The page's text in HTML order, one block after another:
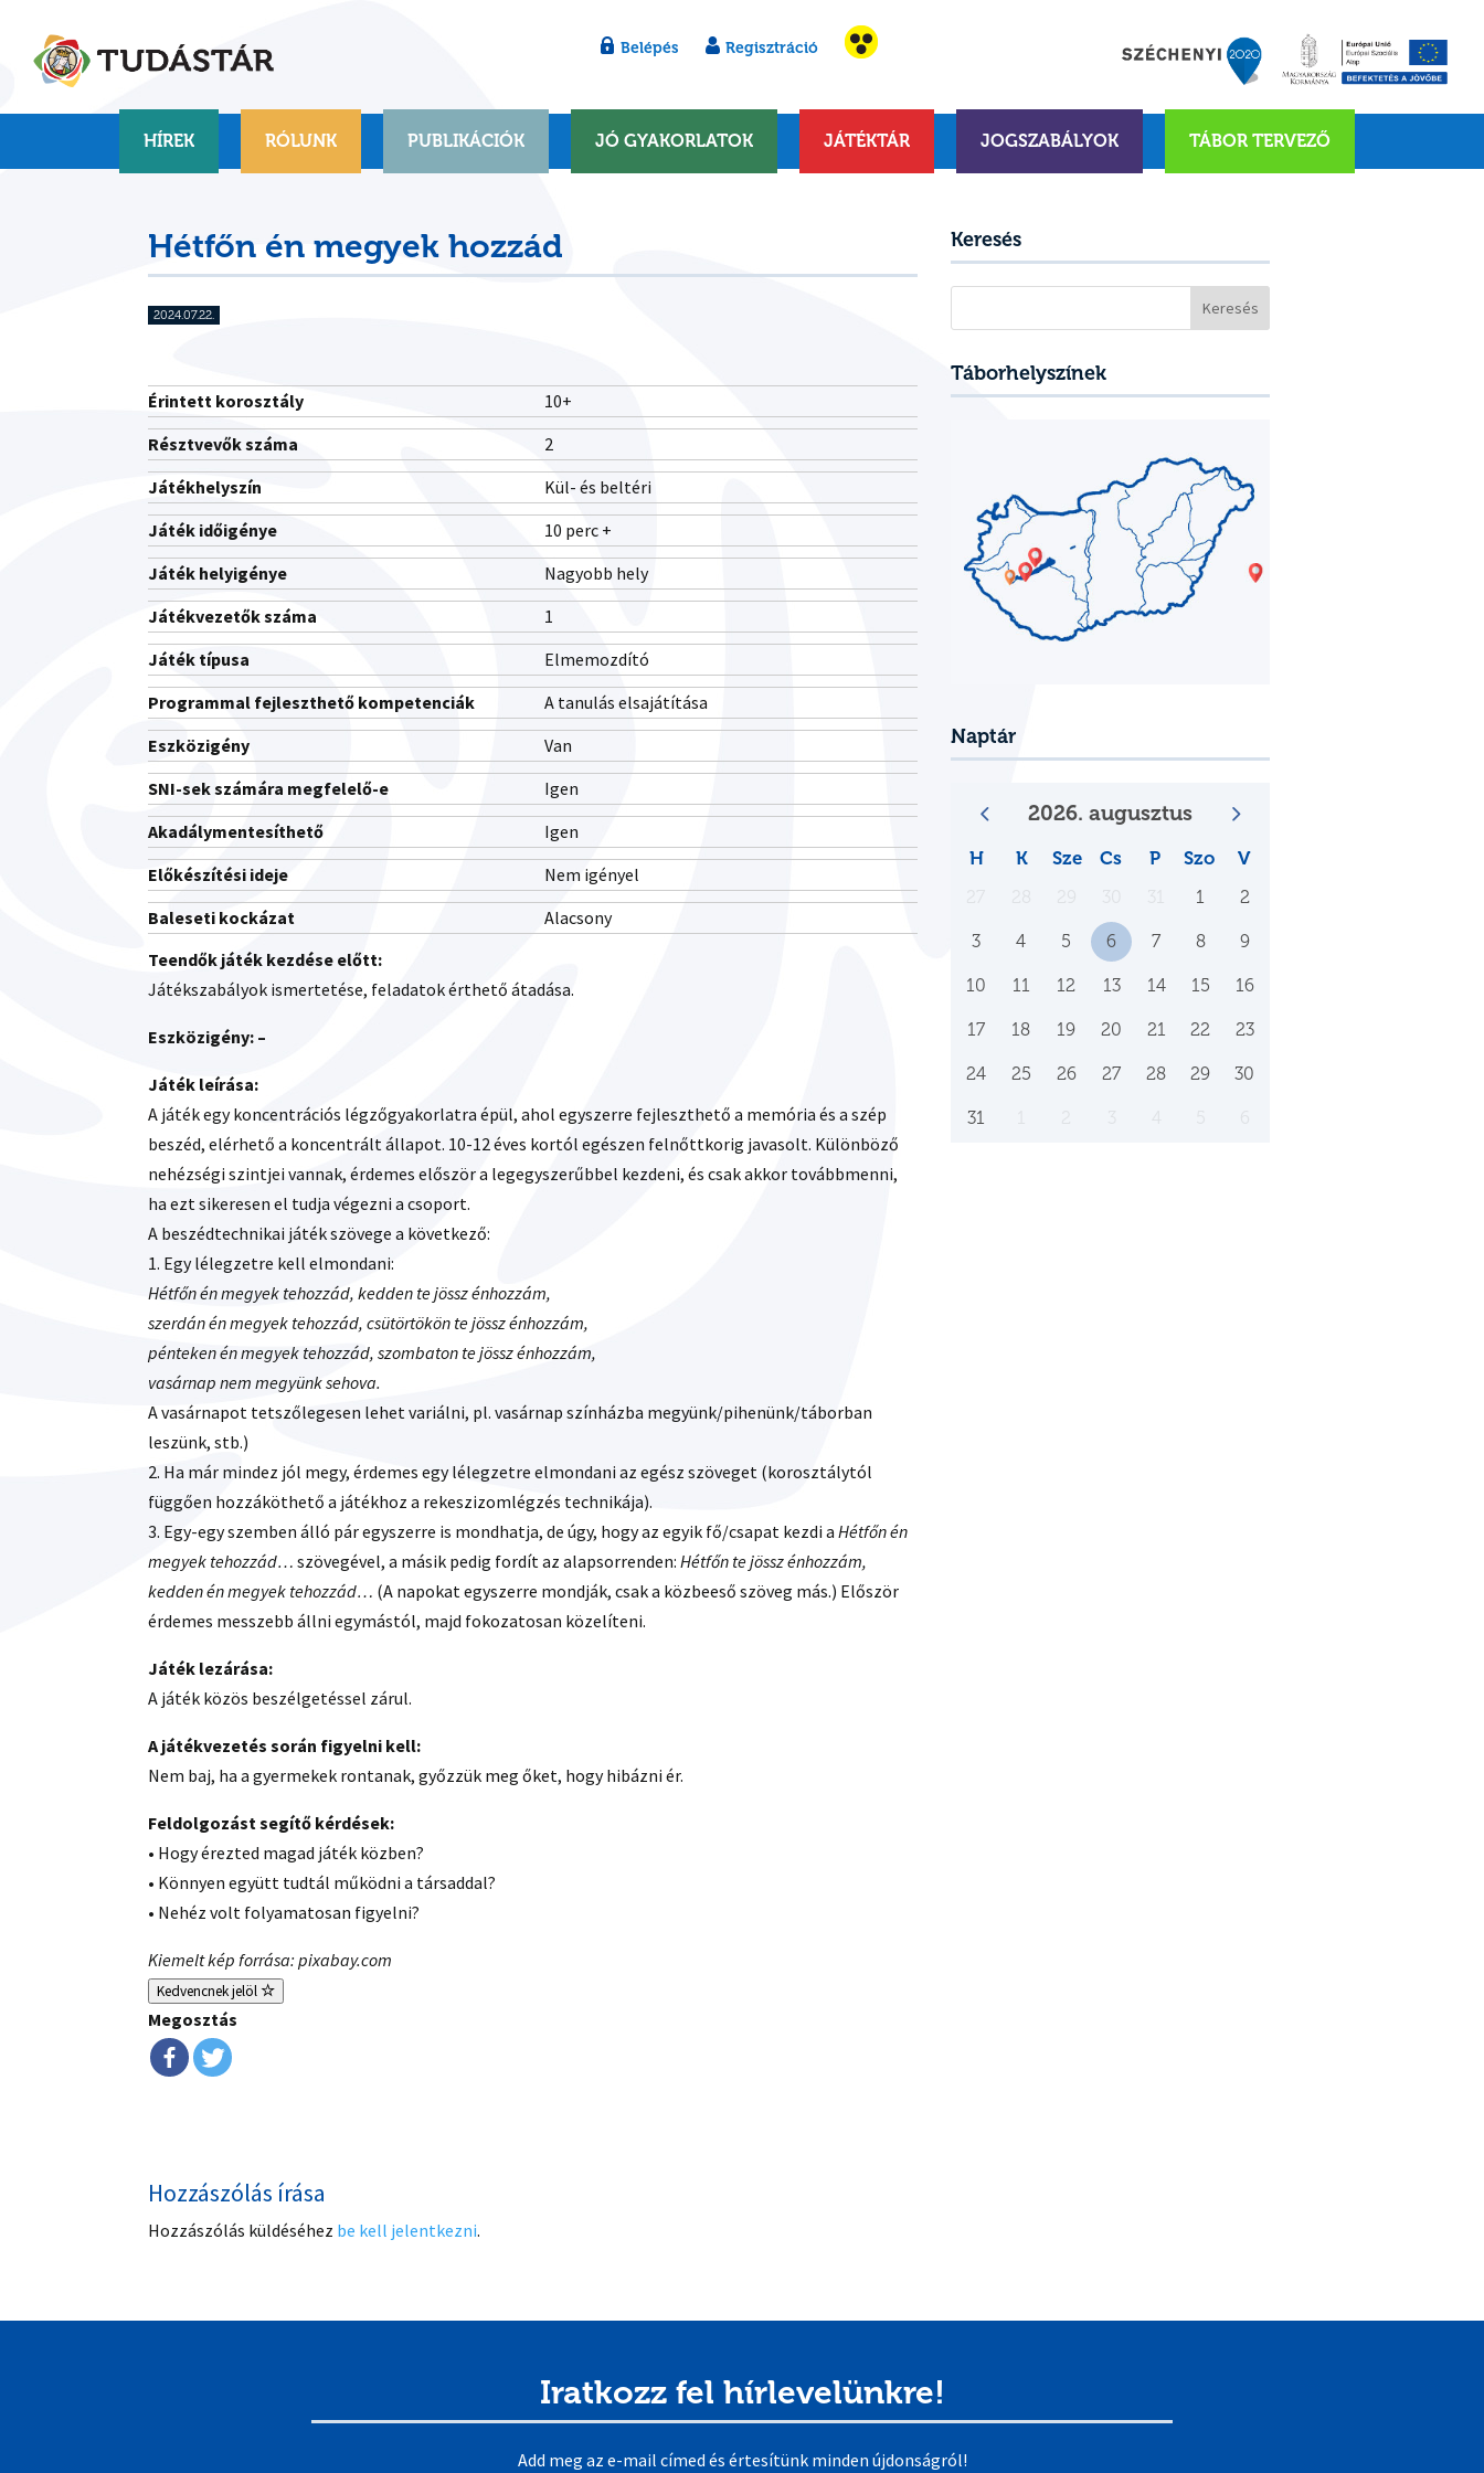
content
Belépés Regisztráció
HÍREK RÓLUNK PUBLIKÁCIÓK JÓ GYAKORLATOK JÁTÉKTÁR JOGSZABÁLYOK TÁBOR TERVEZŐ
Hétfőn én megyek hozzád
2024.07.22.
Érintett korosztály
10+
Résztvevők száma
2
Játékhelyszín
Kül- és beltéri
Játék időigénye
10 perc +
Játék helyigénye
Nagyobb hely
Játékvezetők száma
1
Játék típusa
Elmemozdító
Programmal fejleszthető kompetenciák
A tanulás elsajátítása
Eszközigény
Van
SNI-sek számára megfelelő-e
Igen
Akadálymentesíthető
Igen
Előkészítési ideje
Nem igényel
Baleseti kockázat
Alacsony
Teendők játék kezdése előtt:
Játékszabályok ismertetése, feladatok érthető átadása.
Eszközigény: –
Játék leírása:
A játék egy koncentrációs légzőgyakorlatra épül, ahol egyszerre fejleszthető a memória és a szép
beszéd, elérhető a koncentrált állapot. 10-12 éves kortól egészen felnőttkorig javasolt. Különböző
nehézségi szintjei vannak, érdemes először a legegyszerűbbel kezdeni, és csak akkor továbbmenni,
ha ezt sikeresen el tudja végezni a csoport.
A beszédtechnikai játék szövege a következő:
1. Egy lélegzetre kell elmondani:
Hétfőn én megyek tehozzád, kedden te jössz énhozzám,
szerdán én megyek tehozzád, csütörtökön te jössz énhozzám,
pénteken én megyek tehozzád, szombaton te jössz énhozzám,
vasárnap nem megyünk sehova.
A vasárnapot tetszőlegesen lehet variálni, pl. vasárnap színházba megyünk/pihenünk/táborban
leszünk, stb.)
2. Ha már mindez jól megy, érdemes egy lélegzetre elmondani az egész szöveget (korosztálytól
függően hozzáköthető a játékhoz a rekeszizomlégzés technikája).
3. Egy-egy szemben álló pár egyszerre is mondhatja, de úgy, hogy az egyik fő/csapat kezdi aHétfőn én
megyek tehozzád… szövegével, a másik pedig fordít az alapsorrenden:Hétfőn te jössz énhozzám,
kedden én megyek tehozzád… (A napokat egyszerre mondják, csak a közbeeső szöveg más.) Először
érdemes messzebb állni egymástól, majd fokozatosan közelíteni.
Játék lezárása:
A játék közös beszélgetéssel zárul.
A játékvezetés során figyelni kell:
Nem baj, ha a gyermekek rontanak, győzzük meg őket, hogy hibázni ér.
Feldolgozást segítő kérdések:
• Hogy érezted magad játék közben?
• Könnyen együtt tudtál működni a társaddal?
• Nehéz volt folyamatosan figyelni?
Kiemelt kép forrása: pixabay.com
Kedvencnek jelöl
Megosztás
Hozzászólás írása
Hozzászólás küldéséhez be kell jelentkezni.
Keresés
Táborhelyszínek
Naptár
2026. augusztus
H K Sze Cs P Szo V
1 2
3 4 5 6 7 8 9
10 11 12 13 14 15 16
17 18 19 20 21 22 23
24 25 26 27 28 29 30
31
Iratkozz fel hírlevelünkre!
Add meg az e-mail címed és értesítünk minden újdonságról!